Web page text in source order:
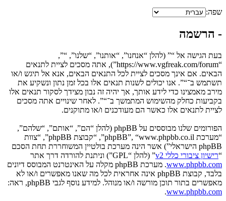
שפה:
- הרשמה
בעת הגישה אל “” (להלן “אנחנו”, “אותנו”, “שלנו”, “”,
“https://www.vgfreak.com/forum”), אתה מסכים לציית לתנאים
הבאים. אם אינך מסכים לציית לכל התנאים הבאים, אנא אל תיגש ו/או
תשתמש ב־“”. אנו יכולים לשנות תנאים אלו בכל זמן נתון ונשקיע את
מירב מאמצינו כדי לידע אותך, אך יהיה זה נבון מצידך לסקור תנאים אלו
בקביעות כחלק מהשימוש המתמשך ב־“”. לאחר שינויים אתה מסכים
לציית לתנאים אלו כאשר הם מעודכנים ו/או מתוקנים.
הפורומים שלנו מבוססים על phpBB (להלן “הם”, “אותם”, “שלהם”,
“מערכת phpBB”, “www.phpbb.co.il”, “קבוצת phpBB”, “צוות
phpBB הישראלי”) אשר הינה מערכת בולטיין המשוחררת תחת הסכם
“רישיון ציבורי כללי v2
” (להלן “GPL”) וניתנת להורדה דרך אתר
www.phpbb.com
. מערכת phpBB מקלה על האינטרנט המבוסס דיונים
בלבד, קבוצת phpBB אינה אחראית לכל מה שאנו מאפשרים ו/או לא
מאפשרים בתור תוכן מורשה ו/או מנוהל. למידע נוסף לגבי phpBB, ראה:
www.phpbb.com
.